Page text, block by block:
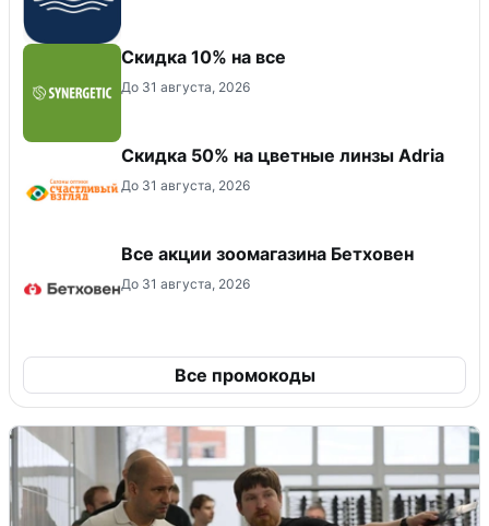
Скидка 10% на все
До 31 августа, 2026
Скидка 50% на цветные линзы Adria
До 31 августа, 2026
Все акции зоомагазина Бетховен
До 31 августа, 2026
Все промокоды